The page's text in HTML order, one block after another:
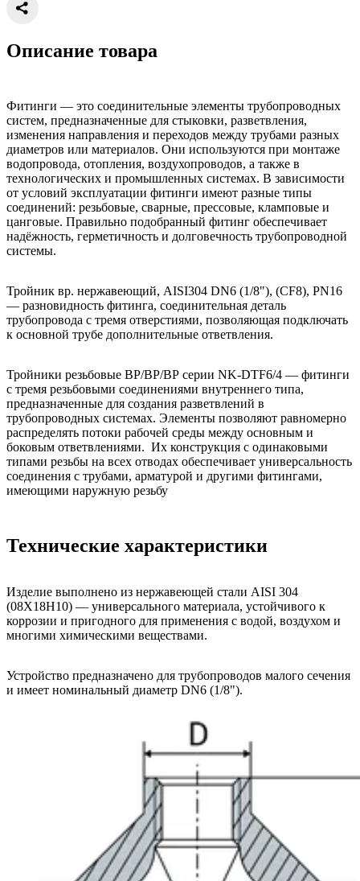
Описание товара
Тройники резьбовые ВР/ВР/ВР серии NK-DTF6/4 — фитинги
с тремя резьбовыми соединениями внутреннего типа,
предназначенные для создания разветвлений в
трубопроводных системах. Элементы позволяют равномерно
распределять потоки рабочей среды между основным и
боковым ответвлениями. Их конструкция с одинаковыми
типами резьбы на всех отводах обеспечивает универсальность
соединения с трубами, арматурой и другими фитингами,
имеющими наружную резьбу
Тройник вр. нержавеющий, AISI304 DN6 (1/8"), (CF8), PN16
— разновидность фитинга, соединительная деталь
трубопровода с тремя отверстиями, позволяющая подключать
к основной трубе дополнительные ответвления.
Фитинги — это соединительные элементы трубопроводных
систем, предназначенные для стыковки, разветвления,
изменения направления и переходов между трубами разных
диаметров или материалов. Они используются при монтаже
водопровода, отопления, воздухопроводов, а также в
технологических и промышленных системах. В зависимости
от условий эксплуатации фитинги имеют разные типы
соединений: резьбовые, сварные, прессовые, кламповые и
цанговые. Правильно подобранный фитинг обеспечивает
надёжность, герметичность и долговечность трубопроводной
системы.
Технические характеристики
Изделие выполнено из нержавеющей стали AISI 304
(08Х18Н10) — универсального материала, устойчивого к
коррозии и пригодного для применения с водой, воздухом и
многими химическими веществами.
Устройство предназначено для трубопроводов малого сечения
и имеет номинальный диаметр DN6 (1/8").